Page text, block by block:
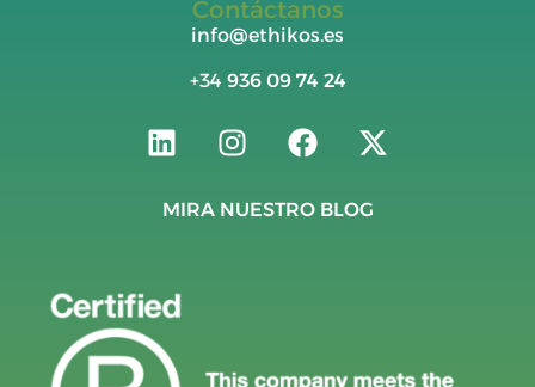
Contáctanos
info@ethikos.es
+34 936 09 74 24
MIRA NUESTRO BLOG